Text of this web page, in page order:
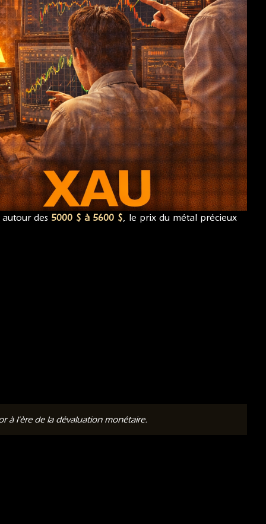
des 5000 $ à 5600 $, le prix du métal précieux
à l’ère de la dévaluation monétaire.